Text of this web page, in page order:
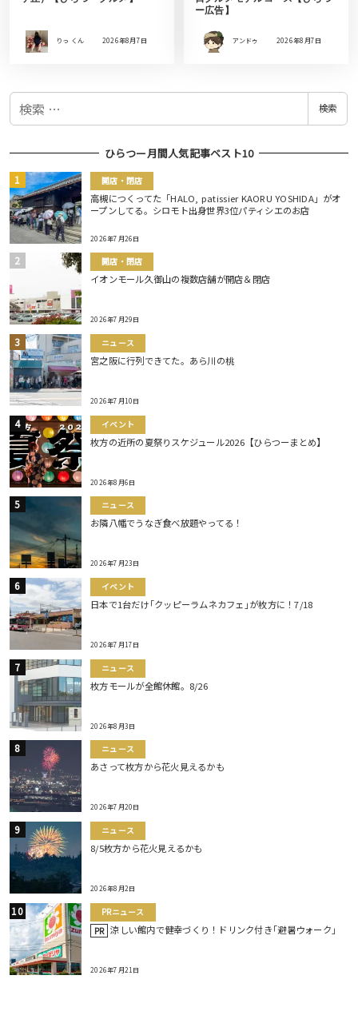
りっ くん 2026年8月7日
ー広告】
アンドゥ 2026年8月7日
検
検索
ひらつー月間人気記事ベスト10
開店・閉店
高槻につくってた「HALO, patissier KAORU YOSHIDA」がオ
ープンしてる。シロモト出身世界3位パティシエのお店
2026年7月26日
開店・閉店
イオンモール久御山の複数店舗が開店＆閉店
2026年7月29日
ニュース
宮之阪に行列できてた。あら川の桃
2026年7月10日
イベント
枚方の近所の夏祭りスケジュール2026【ひらつーまとめ】
2026年8月6日
ニュース
お隣八幡でうなぎ食べ放題やってる！
2026年7月23日
イベント
日本で1台だけ｢クッピーラムネカフェ｣が枚方に！7/18
2026年7月17日
ニュース
枚方モールが全館休館。8/26
2026年8月3日
ニュース
あさって枚方から花火見えるかも
2026年7月20日
ニュース
8/5枚方から花火見えるかも
2026年8月2日
PRニュース
PR 涼しい館内で健幸づくり！ドリンク付き｢避暑ウォーク｣
2026年7月21日